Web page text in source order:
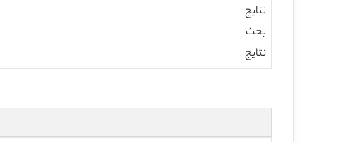
نتایج
بحث
نتایج